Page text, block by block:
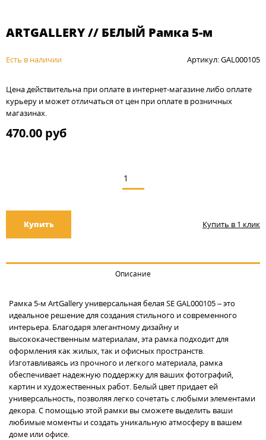
ARTGALLERY // БЕЛЫЙ Рамка 5-м
Есть в наличии Артикул: GAL000105
Цена действительна при оплате в интернет-магазине либо оплате
курьеру и может отличаться от цен при оплате в розничных
магазинах.
470.00 руб
Купить Купить в 1 клик
Описание
Рамка 5-м ArtGallery универсальная белая SE GAL000105 – это
идеальное решение для создания стильного и современного
интерьера. Благодаря элегантному дизайну и
высококачественным материалам, эта рамка подходит для
оформления как жилых, так и офисных пространств.
Изготавливаясь из прочного и легкого материала, рамка
обеспечивает надежную поддержку для ваших фотографий,
картин и художественных работ. Белый цвет придает ей
универсальность, позволяя легко сочетать с любыми элементами
декора. С помощью этой рамки вы сможете выделить ваши
любимые моменты и создать уникальную атмосферу в вашем
доме или офисе.